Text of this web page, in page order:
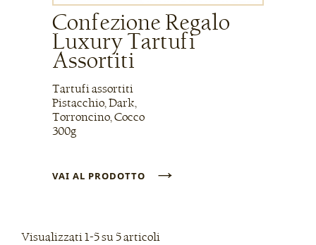
Confezione Regalo
Luxury Tartufi
Assortiti
Tartufi assortiti
Pistacchio, Dark,
Torroncino, Cocco
300g
VAI AL PRODOTTO →
Visualizzati 1-5 su 5 articoli